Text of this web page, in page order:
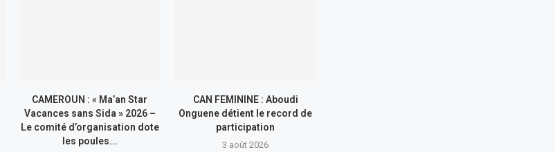
CAMEROUN : « Ma’an Star
Vacances sans Sida » 2026 –
Le comité d’organisation dote
les poules...
CAN FEMININE : Aboudi
Onguene détient le record de
participation
3 août 2026